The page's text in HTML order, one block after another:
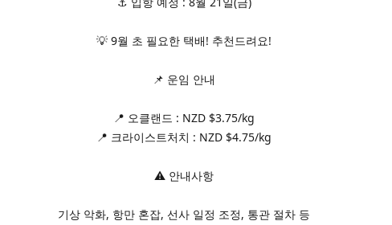
💡 9월 초 필요한 택배! 추천드려요!
📌 운임 안내
📍 오클랜드 : NZD $3.75/kg
📍 크라이스트처치 : NZD $4.75/kg
⚠️ 안내사항
기상 악화, 항만 혼잡, 선사 일정 조정, 통관 절차 등